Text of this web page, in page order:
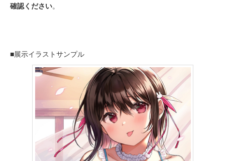
確認ください。
■展示イラストサンプル